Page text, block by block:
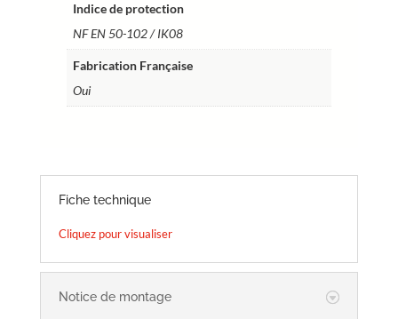
Indice de protection
NF EN 50-102 / IK08
Fabrication Française
Oui
Fiche technique
Cliquez pour visualiser
Notice de montage